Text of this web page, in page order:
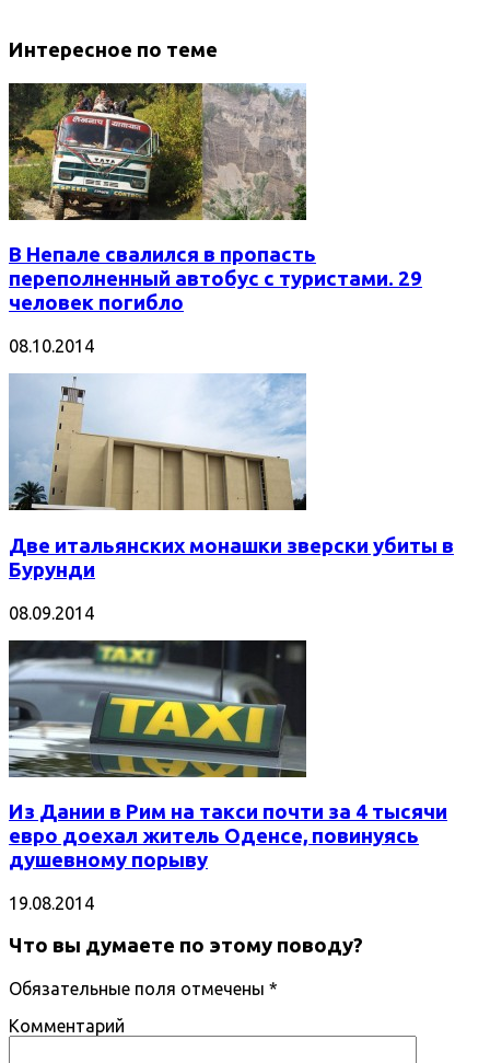
Интересное по теме
В Непале свалился в пропасть
переполненный автобус с туристами. 29
человек погибло
08.10.2014
Две итальянских монашки зверски убиты в
Бурунди
08.09.2014
Из Дании в Рим на такси почти за 4 тысячи
евро доехал житель Оденсе, повинуясь
душевному порыву
19.08.2014
Что вы думаете по этому поводу?
Обязательные поля отмечены *
Комментарий